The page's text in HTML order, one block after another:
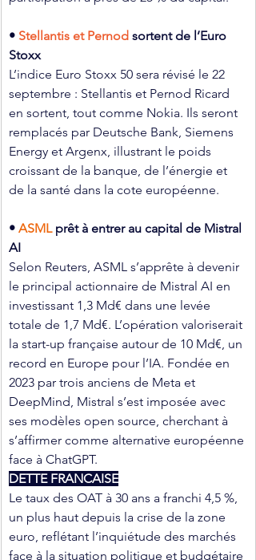
• Stellantis et Pernod sortent de l’Euro
Stoxx
L’indice Euro Stoxx 50 sera révisé le 22
septembre : Stellantis et Pernod Ricard
en sortent, tout comme Nokia. Ils seront
remplacés par Deutsche Bank, Siemens
Energy et Argenx, illustrant le poids
croissant de la banque, de l’énergie et
de la santé dans la cote européenne.
• ASML prêt à entrer au capital de Mistral
AI
Selon Reuters, ASML s’apprête à devenir
le principal actionnaire de Mistral AI en
investissant 1,3 Md€ dans une levée
totale de 1,7 Md€. L’opération valoriserait
la start-up française autour de 10 Md€, un
record en Europe pour l’IA. Fondée en
2023 par trois anciens de Meta et
DeepMind, Mistral s’est imposée avec
ses modèles open source, cherchant à
s’affirmer comme alternative européenne
face à ChatGPT.
DETTE FRANCAISE
Le taux des OAT à 30 ans a franchi 4,5 %,
un plus haut depuis la crise de la zone
euro, reflétant l’inquiétude des marchés
face à la situation politique et budgétaire